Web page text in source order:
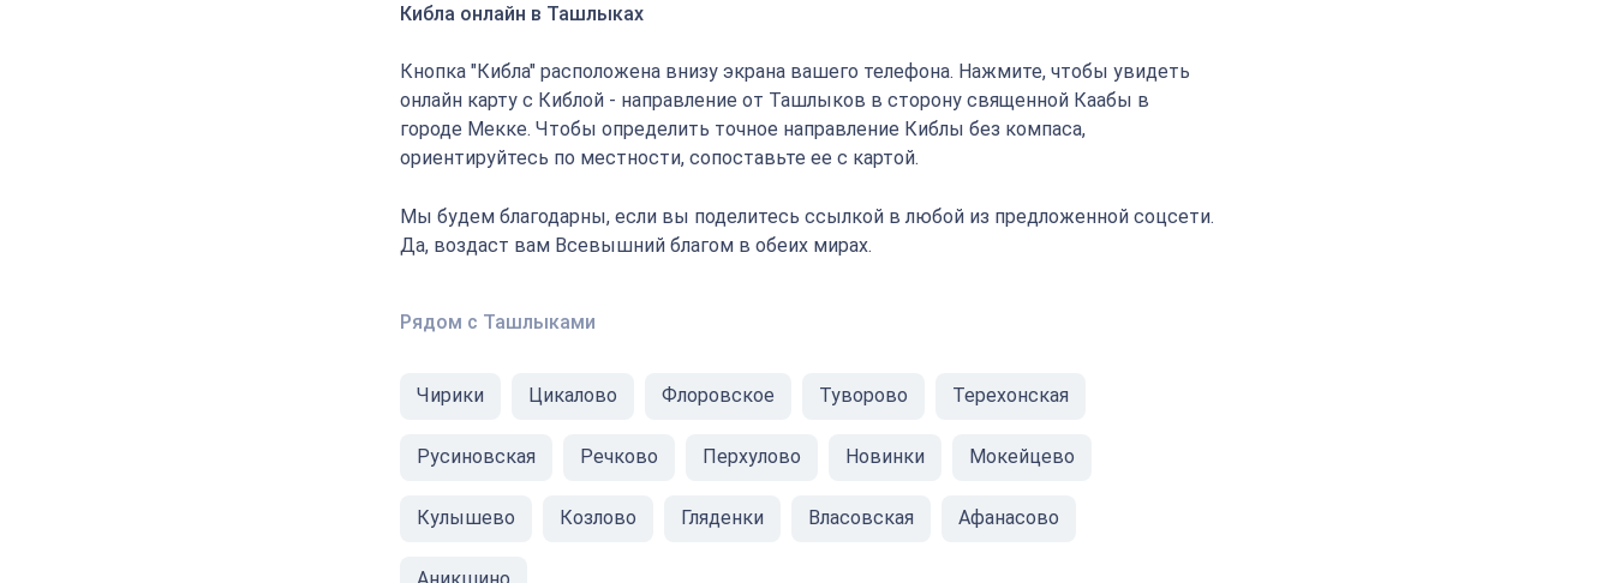
Кибла онлайн в Ташлыках
Кнопка "Кибла" расположена внизу экрана вашего телефона. Нажмите, чтобы увидеть
онлайн карту с Киблой - направление от Ташлыков в сторону священной Каабы в
городе Мекке. Чтобы определить точное направление Киблы без компаса,
ориентируйтесь по местности, сопоставьте ее с картой.
Мы будем благодарны, если вы поделитесь ссылкой в любой из предложенной соцсети.
Да, воздаст вам Всевышний благом в обеих мирах.
Рядом с Ташлыками
Чирики Цикалово Флоровское Туворово Терехонская
Русиновская Речково Перхулово Новинки Мокейцево
Кулышево Козлово Гляденки Власовская Афанасово